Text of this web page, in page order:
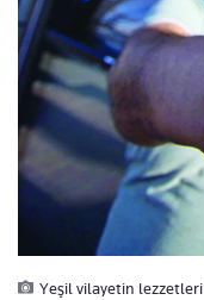
Yeşil vilayetin lezzetleri